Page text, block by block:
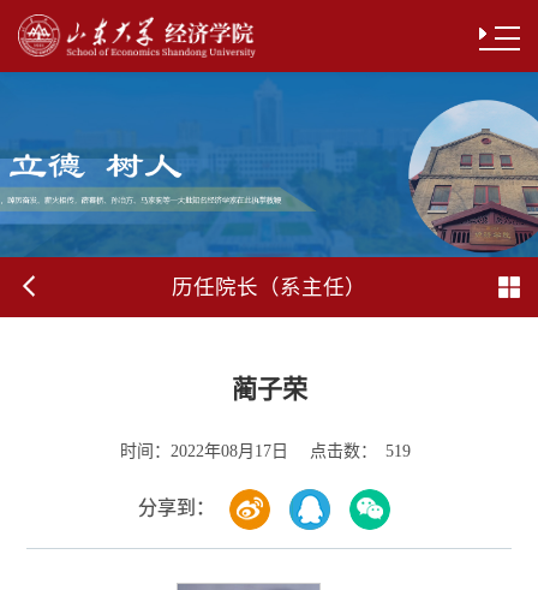
历任院长（系主任）
蔺子荣
时间： 2022年08月17日 点击数： 519
分享到：